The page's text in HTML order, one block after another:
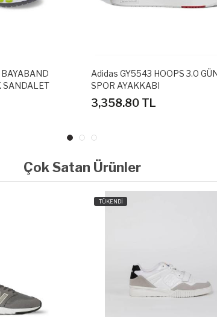
SANDALET
Adidas GY5543 HOOPS 3.0
SPOR AYAKKABI
3,358.80 TL
Çok Satan Ürünler
TÜKENDİ